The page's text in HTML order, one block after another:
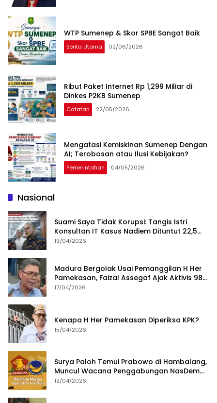
WTP Sumenep & Skor SPBE Sangat Baik
Berita Utama 02/06/2026
Ribut Paket Internet Rp 1,299 Miliar di
Dinkes P2KB Sumenep
Catatan 22/05/2026
Mengatasi Kemiskinan Sumenep Dengan
AI; Terobosan atau Ilusi Kebijakan?
Pemerintahan 04/05/2026
Nasional
Suami Saya Tidak Korupsi: Tangis Istri
Konsultan IT Kasus Nadiem Dituntut 22,5
Tahun
19/04/2026
Madura Bergolak Usai Pemanggilan H Her
Pamekasan, Faizal Assegaf Ajak Aktivis 98
Bongkar Permainan KPK
17/04/2026
Kenapa H Her Pamekasan Diperiksa KPK?
15/04/2026
Surya Paloh Temui Prabowo di Hambalang,
Muncul Wacana Penggabungan NasDem
dan Gerindra
12/04/2026